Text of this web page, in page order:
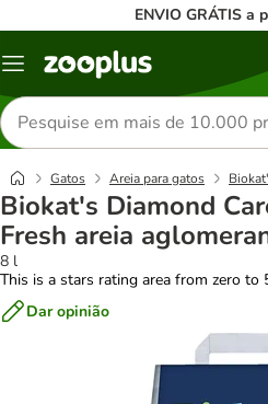
ENVIO GRÁTIS a
Menu
Pesquisar
produtos
Gatos Areia para gatos
Biokat's Diamond
Fresh areia
8 l
This is a stars rating area from zero to
Dar opinião